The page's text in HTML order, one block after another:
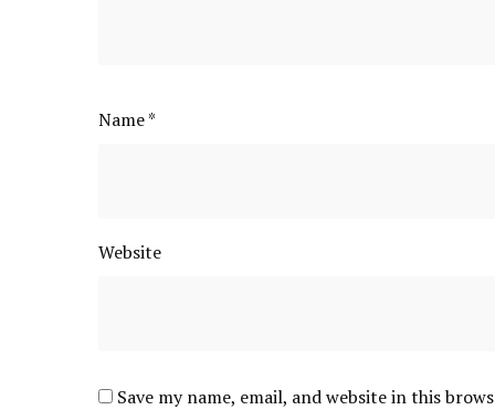
Name*
Website
Save my name, email, and website in this